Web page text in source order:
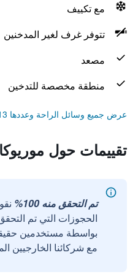
مع تكييف
تتوفر غرف لغير المدخنين
مصعد
منطقة مخصصة للتدخين
عرض جميع وسائل الراحة وعددها 13
تقييمات حول
تم التحقق منه 100%
الحجوزات التي تم
مع شركائنا الخارجيين